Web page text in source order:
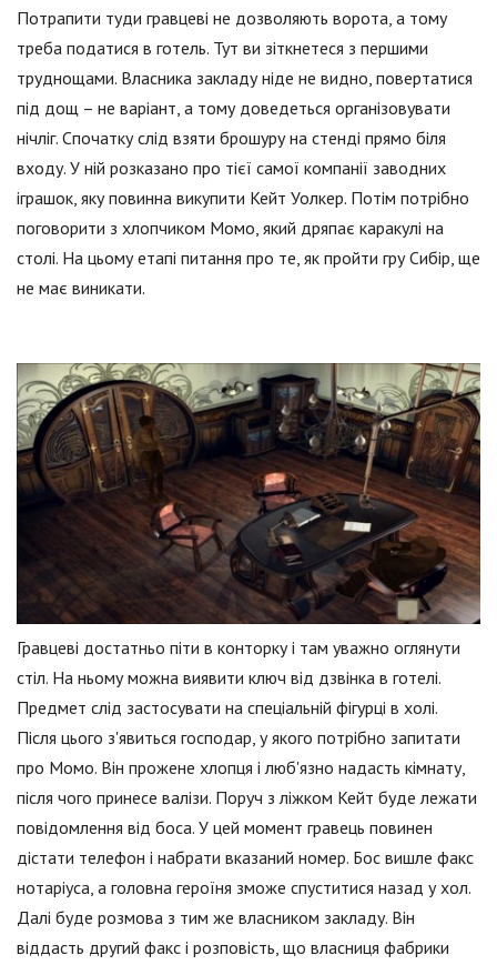
Потрапити туди гравцеві не дозволяють ворота, а тому
треба податися в готель. Тут ви зіткнетеся з першими
труднощами. Власника закладу ніде не видно, повертатися
під дощ – не варіант, а тому доведеться організовувати
нічліг. Спочатку слід взяти брошуру на стенді прямо біля
входу. У ній розказано про тієї самої компанії заводних
іграшок, яку повинна викупити Кейт Уолкер. Потім потрібно
поговорити з хлопчиком Момо, який дряпає каракулі на
столі. На цьому етапі питання про те, як пройти гру Сибір, ще
не має виникати.
Гравцеві достатньо піти в конторку і там уважно оглянути
стіл. На ньому можна виявити ключ від дзвінка в готелі.
Предмет слід застосувати на спеціальній фігурці в холі.
Після цього з'явиться господар, у якого потрібно запитати
про Момо. Він прожене хлопця і люб'язно надасть кімнату,
після чого принесе валізи. Поруч з ліжком Кейт буде лежати
повідомлення від боса. У цей момент гравець повинен
дістати телефон і набрати вказаний номер. Бос вишле факс
нотаріуса, а головна героїня зможе спуститися назад у хол.
Далі буде розмова з тим же власником закладу. Він
віддасть другий факс і розповість, що власниця фабрики